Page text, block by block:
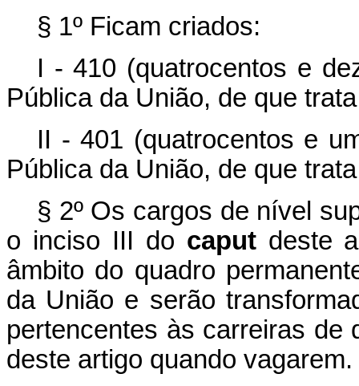
§ 1º Ficam criados:
I - 410 (quatrocentos e
Pública da União, de que
II - 401 (quatrocentos e
Pública da União, de que
§ 2º Os cargos de nível
o inciso III do caputdeste
âmbito do quadro
da União e serão
pertencentes às carreiras
deste artigo quando vagarem.